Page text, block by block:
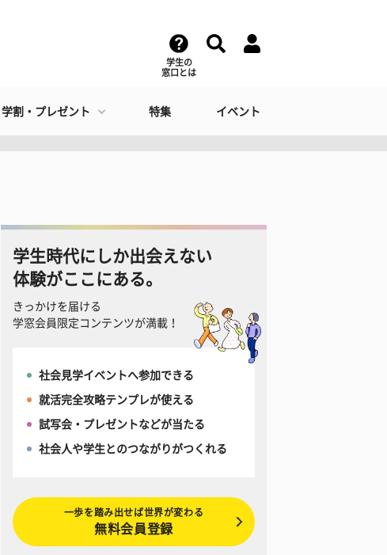
学生の
窓口とは
学割・プレゼント 特集 イベント
学生時代にしか出会えない
体験がここにある。
きっかけを届ける
学窓会員限定コンテンツが満載！
社会見学イベントへ参加できる
就活完全攻略テンプレが使える
試写会・プレゼントなどが当たる
社会人や学生とのつながりがつくれる
一歩を踏み出せば世界が変わる
無料会員登録